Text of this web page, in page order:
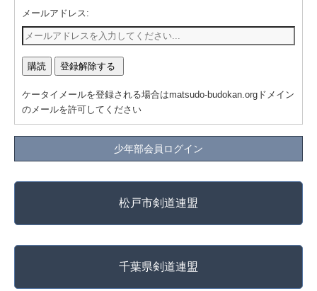
メールアドレス:
ケータイメールを登録される場合はmatsudo-budokan.orgドメイン
のメールを許可してください
少年部会員ログイン
松戸市剣道連盟
千葉県剣道連盟